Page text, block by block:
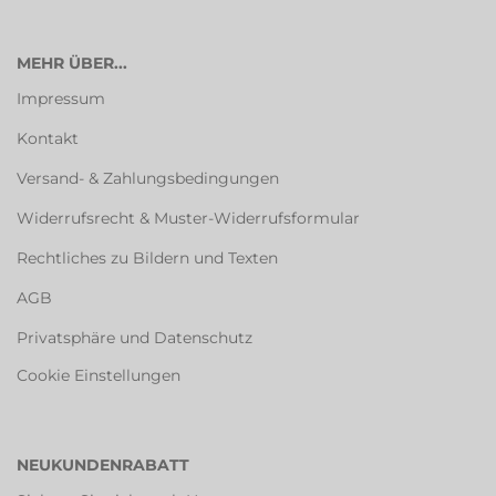
MEHR ÜBER...
Impressum
Kontakt
Versand- & Zahlungsbedingungen
Widerrufsrecht & Muster-Widerrufsformular
Rechtliches zu Bildern und Texten
AGB
Privatsphäre und Datenschutz
Cookie Einstellungen
NEUKUNDENRABATT